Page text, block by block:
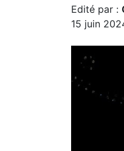
Edité par :
15 juin